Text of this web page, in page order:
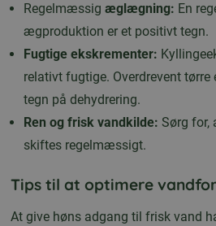
Regelmæssig æglægning: En
ægproduktion er et positivt tegn.
Fugtige ekskrementer:
relativt fugtige. Overdrevent
tegn på dehydrering.
Ren og frisk vandkilde: Sørg for,
skiftes regelmæssigt.
Tips til at optimere
At give høns adgang til frisk vand